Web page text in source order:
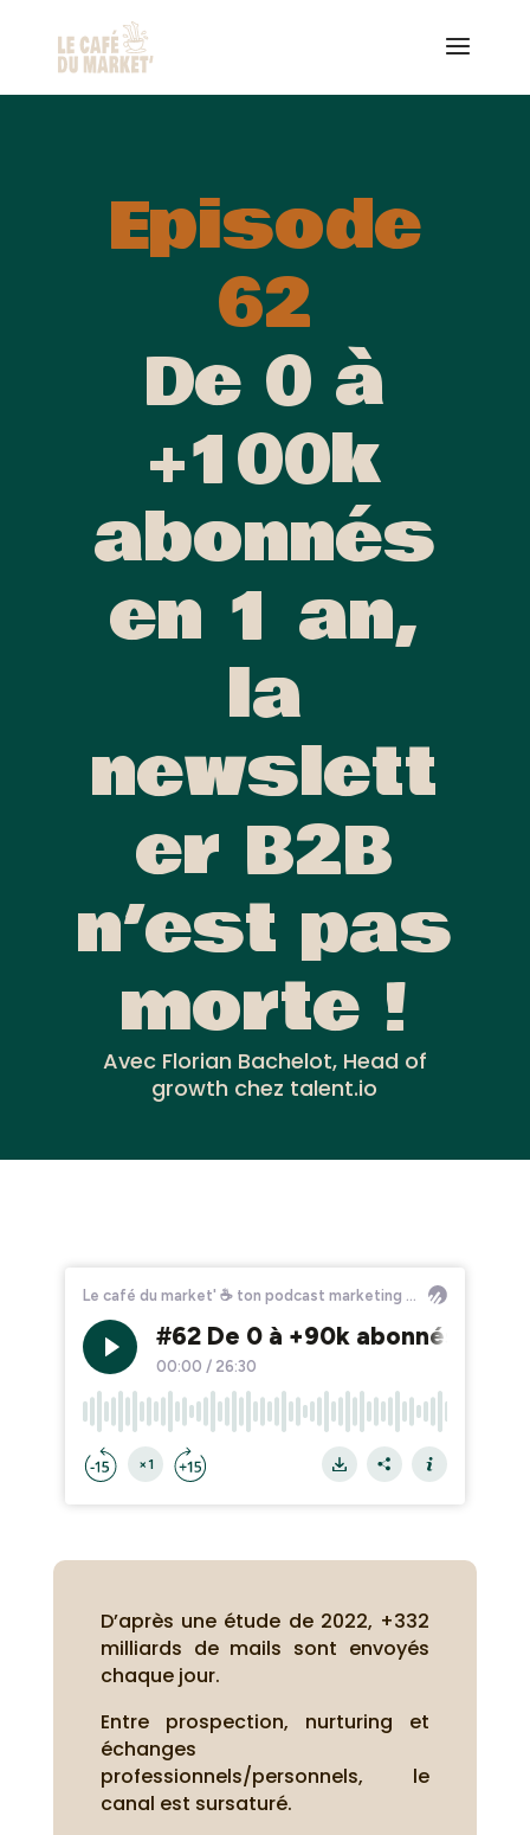
Episode
62
De 0 à
+100k
abonnés
en 1 an,
la
newslett
er B2B
n’est pas
morte !
Avec Florian Bachelot, Head of
growth chez talent.io
D’après une étude de 2022, +332
milliards de mails sont envoyés
chaque jour.
Entre prospection, nurturing et
échanges
professionnels/personnels, le
canal est sursaturé.